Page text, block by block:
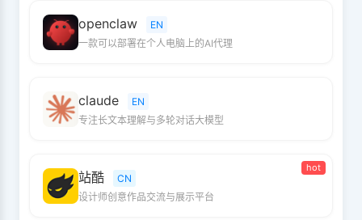
openclaw
EN
一款可以部署在个人电脑上的AI代理
claude
EN
专注长文本理解与多轮对话大模型
hot
站酷
CN
设计师创意作品交流与展示平台